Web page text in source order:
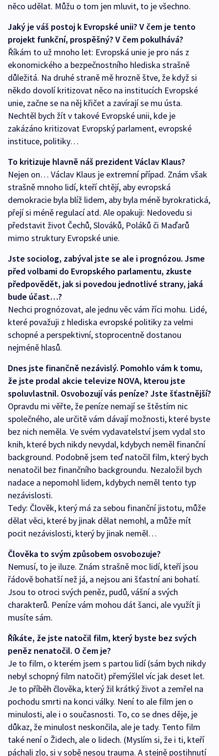
něco udělat. Můžu o tom jen mluvit, to je všechno.
Jaký je váš postoj k Evropské unii? V čem je tento
projekt funkční, prospěšný? V čem pokulhává?
Říkám to už mnoho let: Evropská unie je pro nás z
ekonomického a bezpečnostního hlediska strašně
důležitá. Na druhé straně mě hrozně štve, že když si
někdo dovolí kritizovat něco na institucích Evropské
unie, začne se na něj křičet a zavírají se mu ústa.
Nechtěl bych žít v takové Evropské unii, kde je
zakázáno kritizovat Evropský parlament, evropské
instituce, politiky…
To kritizuje hlavně náš prezident Václav Klaus?
Nejen on… Václav Klaus je extremní případ. Znám však
strašně mnoho lidí, kteří chtějí, aby evropská
demokracie byla blíž lidem, aby byla méně byrokratická,
přejí si méně regulací atd. Ale opakuji: Nedovedu si
představit život Čechů, Slováků, Poláků či Maďarů
mimo struktury Evropské unie.
Jste sociolog, zabýval jste se ale i prognózou. Jsme
před volbami do Evropského parlamentu, zkuste
předpovědět, jak si povedou jednotlivé strany, jaká
bude účast…?
Nechci prognózovat, ale jednu věc vám říci mohu. Lidé,
které považuji z hlediska evropské politiky za velmi
schopné a perspektivní, stoprocentně dostanou
nejméně hlasů.
Dnes jste finančně nezávislý. Pomohlo vám k tomu,
že jste prodal akcie televize NOVA, kterou jste
spoluvlastnil. Osvobozují vás peníze? Jste šťastnější?
Opravdu mi věřte, že peníze nemají se štěstím nic
společného, ale určitě vám dávají možnosti, které byste
bez nich neměla. Ve svém vydavatelství jsem vydal sto
knih, které bych nikdy nevydal, kdybych neměl finanční
background. Podobně jsem teď natočil film, který bych
nenatočil bez finančního backgroundu. Nezaložil bych
nadace a nepomohl lidem, kdybych neměl tento typ
nezávislosti.
Tedy: Člověk, který má za sebou finanční jistotu, může
dělat věci, které by jinak dělat nemohl, a může mít
pocit nezávislosti, který by jinak neměl…
Člověka to svým způsobem osvobozuje?
Nemusí, to je iluze. Znám strašně moc lidí, kteří jsou
řádově bohatší než já, a nejsou ani šťastní ani bohatí.
Jsou to otroci svých peněz, pudů, vášní a svých
charakterů. Peníze vám mohou dát šanci, ale využít ji
musíte sám.
Říkáte, že jste natočil film, který byste bez svých
peněz nenatočil. O čem je?
Je to film, o kterém jsem s partou lidí (sám bych nikdy
nebyl schopný film natočit) přemýšlel víc jak deset let.
Je to příběh člověka, který žil krátký život a zemřel na
pochodu smrti na konci války. Není to ale film jen o
minulosti, ale i o současnosti. To, co se dnes děje, je
důkaz, že minulost neskončila, ale je tady. Tento film
také není o Židech, ale o lidech. (Myslím si, že i ti, kteří
páchali zlo, si v sobě nesou trauma. A stejně postihnutí